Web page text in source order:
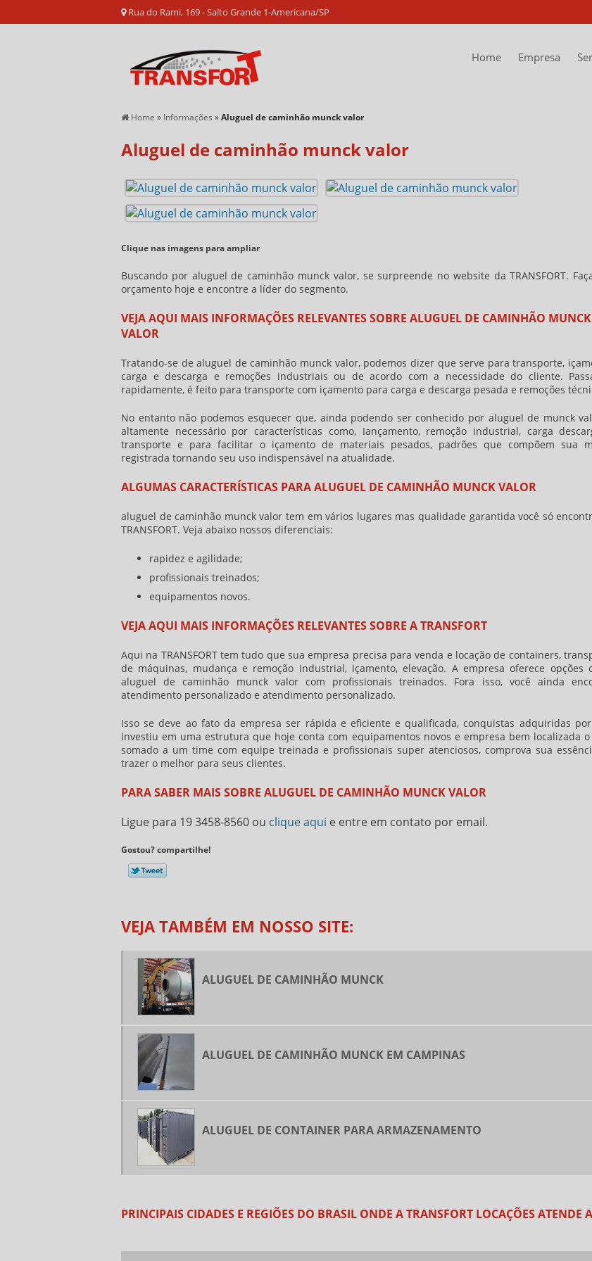
Rua do Rami, 169 - Salto Grande 1-Americana/SP
Home Empresa
Home » Informações »Aluguel de caminhão munck valor
Aluguel de caminhão munck valor
Clique nas imagens para ampliar
Buscando por aluguel de caminhão munck valor, se surpreende no website da TRANSFORT.
orçamento hoje e encontre a líder do segmento.
VEJA AQUI MAIS INFORMAÇÕES RELEVANTES SOBRE ALUGUEL DE CAMINHÃO MUNCK
VALOR
Tratando-se dealuguel de caminhão munck valor, podemos dizer que serve para transporte,
carga e descarga e remoções industriais ou de acordo com a necessidade do cliente.
rapidamente, é feito para transporte com içamento para carga e descarga pesada e remoções
No entanto não podemos esquecer que, ainda podendo ser conhecido por aluguel de munck
altamente necessário por características como, Iançamento, remoção industrial, carga
transporte e para facilitar o içamento de materiais pesados, padrões que compõem sua
registrada tornando seu uso indispensável na atualidade.
ALGUMAS CARACTERÍSTICAS PARA ALUGUEL DE CAMINHÃO MUNCK VALOR
aluguel de caminhão munck valor tem em vários lugares mas qualidade garantida você só
TRANSFORT. Veja abaixo nossos diferenciais:
rapidez e agilidade;
profissionais treinados;
equipamentos novos.
VEJA AQUI MAIS INFORMAÇÕES RELEVANTES SOBRE A TRANSFORT
Aqui na TRANSFORT tem tudo que sua empresa precisa para venda e locação de containers,
de máquinas, mudança e remoção industrial, içamento, elevação. A empresa oferece opções
aluguel de caminhão munck valorcom profissionais treinados. Fora isso, você ainda
atendimento personalizado e atendimento personalizado.
Isso se deve ao fato da empresa ser rápida e eficiente e qualificada, conquistas adquiridas
investiu em uma estrutura que hoje conta com equipamentos novos e empresa bem localizada
somado a um time com equipe treinada e profissionais super atenciosos, comprova sua
trazer o melhor para seus clientes.
PARA SABER MAIS SOBRE ALUGUEL DE CAMINHÃO MUNCK VALOR
Ligue para 19 3458-8560 ou clique aqui e entre em contato por email.
Gostou? compartilhe!
VEJA TAMBÉM EM NOSSO SITE:
ALUGUEL DE CAMINHÃO MUNCK
ALUGUEL DE CAMINHÃO MUNCK EM CAMPINAS
ALUGUEL DE CONTAINER PARA ARMAZENAMENTO
PRINCIPAIS CIDADES E REGIÕES DO BRASIL ONDE A TRANSFORT LOCAÇÕES